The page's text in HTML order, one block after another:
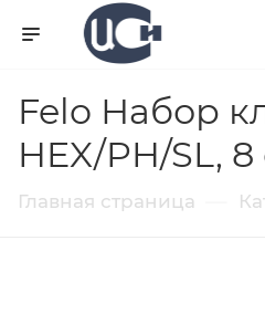
Felo Набор
HEX/PH/SL, 8
Главная страница